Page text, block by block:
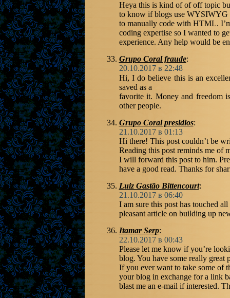
Heya this is kind of of off topic
to know if blogs use WYSIWYG
to manually code with HTML.
coding expertise so I wanted to
experience. Any help would be
Grupo Coral fraude:
20.10.2017 в 22:48
Hi, I do believe this is an
saved as a
favorite it. Money and freedom
other people.
Grupo Coral presidios:
21.10.2017 в 01:13
Hi there! This post couldn’t be
Reading this post reminds me of
I will forward this post to him.
have a good read. Thanks for
Luiz Gastão Bittencourt:
21.10.2017 в 06:40
I am sure this post has touched
pleasant article on building up
Itamar Serp:
22.10.2017 в 00:43
Please let me know if you’re
blog. You have some really great
If you ever want to take some of
your blog in exchange for a link
blast me an e-mail if interested.